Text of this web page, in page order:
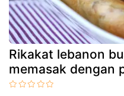
Rikakat lebanon
memasak dengan